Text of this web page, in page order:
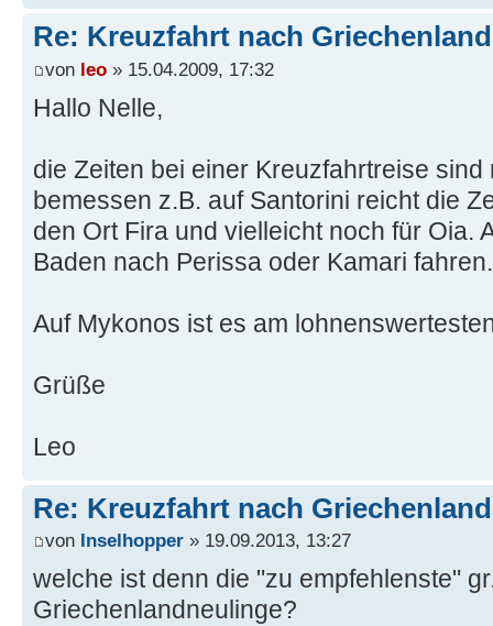
Re: Kreuzfahrt nach Griechenland
von leo » 15.04.2009, 17:32
Hallo Nelle,
die Zeiten bei einer Kreuzfahrtreise
bemessen z.B. auf Santorini reicht die
den Ort Fira und vielleicht noch für Oia.
Baden nach Perissa oder Kamari fahren.
Auf Mykonos ist es am
Grüße
Leo
Re: Kreuzfahrt nach Griechenland
von Inselhopper » 19.09.2013, 13:27
welche ist denn die "zu empfehlenste"
Griechenlandneulinge?